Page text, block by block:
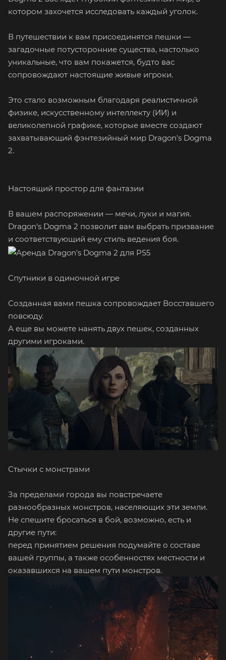
котором захочется исследовать каждый уголок.
В путешествии к вам присоединятся пешки —
загадочные потусторонние существа, настолько
уникальные, что вам покажется, будто вас
сопровождают настоящие живые игроки.
Это стало возможным благодаря реалистичной
физике, искусственному интеллекту (ИИ) и
великолепной графике, которые вместе создают
захватывающий фэнтезийный мир Dragon's Dogma
2.
Настоящий простор для фантазии
В вашем распоряжении — мечи, луки и магия.
Dragon's Dogma 2 позволит вам выбрать призвание
и соответствующий ему стиль ведения боя.
Спутники в одиночной игре
Созданная вами пешка сопровождает Восставшего
повсюду.
А еще вы можете нанять двух пешек, созданных
другими игроками.
Стычки с монстрами
За пределами города вы повстречаете
разнообразных монстров, населяющих эти земли.
Не спешите бросаться в бой, возможно, есть и
другие пути:
перед принятием решения подумайте о составе
вашей группы, а также особенностях местности и
оказавшихся на вашем пути монстров.